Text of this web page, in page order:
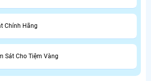
Chính Hãng
Sát Cho Tiệm Vàng